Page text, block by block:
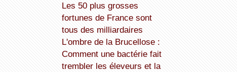
Les 50 plus grosses
fortunes de France sont
tous des milliardaires
L'ombre de la Brucellose :
Comment une bactérie fait
trembler les éleveurs et la